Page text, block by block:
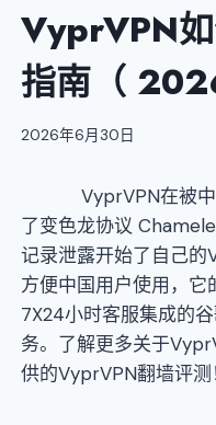
VyprVPN
指南（
2026年6月30日
VyprVPN在被中国
了变色龙协议
记录泄露开始了自己
方便中国用户使用，它
7X24小时客服集成的
务。了解更多关于
供的VyprVPN翻墙评测